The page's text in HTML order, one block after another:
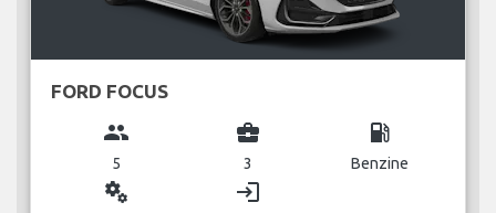
FORD FOCUS
group
5
business_center
3
local_gas_station
Benzine
miscellaneous_services login